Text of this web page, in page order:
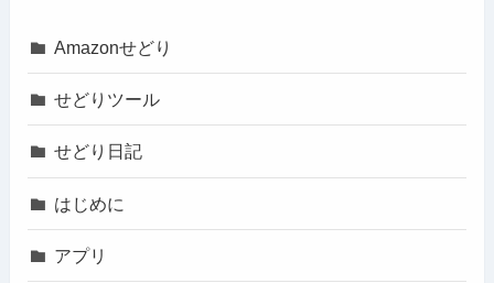
Amazonせどり
せどりツール
せどり日記
はじめに
アプリ